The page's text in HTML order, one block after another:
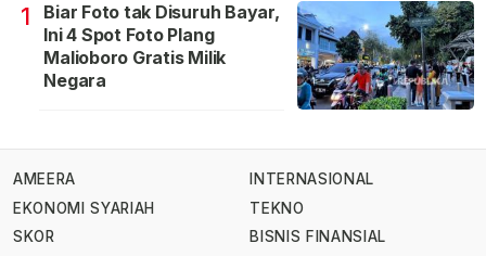
1
Biar Foto tak Disuruh Bayar,
Ini 4 Spot Foto Plang
Malioboro Gratis Milik
Negara
AMEERA
EKONOMI SYARIAH
SKOR
INTERNASIONAL
TEKNO
BISNIS FINANSIAL